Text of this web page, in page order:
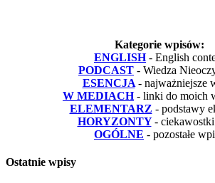
Kategorie wpisów:
ENGLISH - English
PODCAST - Wiedza
ESENCJA - najważniejsze
W MEDIACH - linki do moich
ELEMENTARZ - podstawy
HORYZONTY -
OGÓLNE - pozostałe
Ostatnie wpisy